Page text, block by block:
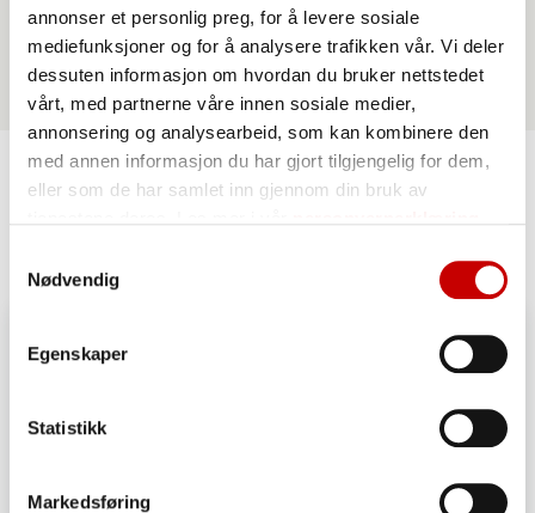
annonser et personlig preg, for å levere sosiale
mediefunksjoner og for å analysere trafikken vår. Vi deler
dessuten informasjon om hvordan du bruker nettstedet
vårt, med partnerne våre innen sosiale medier,
annonsering og analysearbeid, som kan kombinere den
med annen informasjon du har gjort tilgjengelig for dem,
eller som de har samlet inn gjennom din bruk av
Nødvendig
Egenskaper
Statistikk
Markedsføring